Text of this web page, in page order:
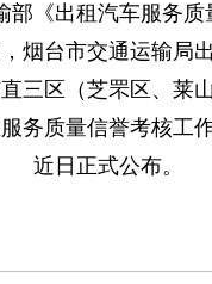
部《出租汽车服务质
烟台市交通运输局
三区（芝罘区、莱
务质量信誉考核工
近日正式公布。